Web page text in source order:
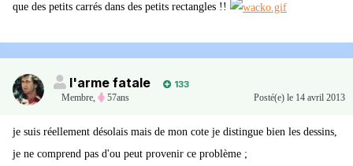
que des petits carrés dans des petits rectangles !!
l'arme fatale
133
Membre, 57ans Posté(e) le 14 avril 2013
je suis réellement désolais mais de mon cote je distingue bien les dessins,
je ne comprend pas d'ou peut provenir ce problème ;